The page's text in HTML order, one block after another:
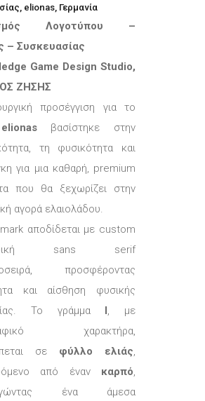
elionas, Γερμανία
Λογοτύπου –
– Συσκευασίας
Game Design Studio,
ΖΗΣΗΣ
προσέγγιση για το
elionasβασίστηκε στην
τη φυσικότητα και
για μια καθαρή, premium
που θα ξεχωρίζει στην
αγορά ελαιολάδου.
αποδίδεται με custom
sans serif
προσφέροντας
και αίσθηση φυσικής
Το γράμμα l, με
χαρακτήρα,
σε φύλλο ελιάς,
από έναν καρπό,
ένα άμεσα